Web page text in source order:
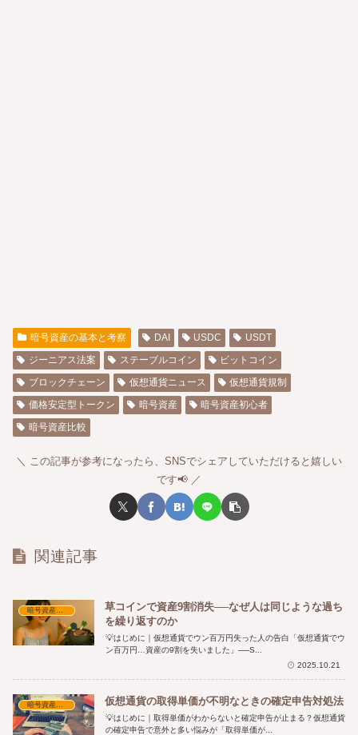
暗号資産の基本と考察 DAI USDC
USDT
ジーニアス法案
ステーブルコイン
ビットコイン
ブロックチェーン
仮想通貨ニュース
仮想通貨規制
価格安定型トークン
暗号資産
暗号資産初心者
暗号資産比較
この記事が参考になったら、SNSでシェアしていただけると嬉しい
です📢
関連記事
暗号資産の基本と考察
草コインで資産9割消失──なぜ人は同じような過ち
を繰り返すのか
💡はじめに｜仮想通貨でウン百万円失った人の告白「仮想通貨でウ
ン百万円…資産の9割を失いました」──S...
2025.10.21
仮想通貨の取得単価が不明なときの確定申告対処法
💡はじめに｜取得単価がわからないと確定申告が止まる？仮想通貨
の確定申告で意外と多い悩みが「取得単価が...